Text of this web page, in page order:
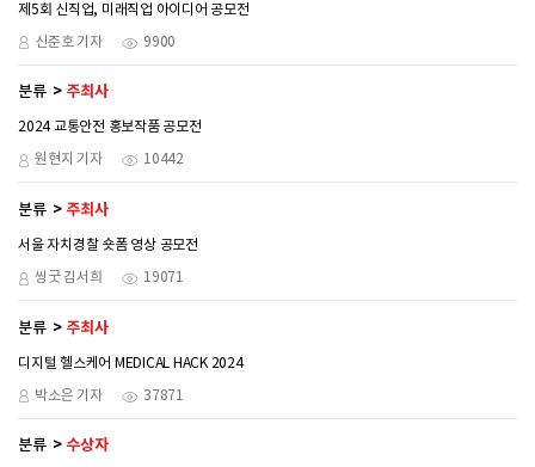
제5회 신직업, 미래직업 아이디어 공모전
신준호 기자 9900
분류 주최사
2024 교통안전 홍보작품 공모전
원현지 기자 10442
분류 주최사
서울 자치경찰 숏폼 영상 공모전
씽굿 김서희 19071
분류 주최사
디지털 헬스케어 MEDICAL HACK 2024
박소은 기자 37871
분류 수상자